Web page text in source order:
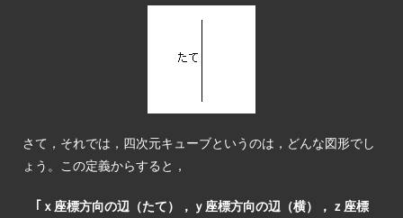
さて，それでは，四次元キューブというのは，どんな図形でし
ょう。この定義からすると，
｢ｘ座標方向の辺（たて），ｙ座標方向の辺（横），ｚ座標